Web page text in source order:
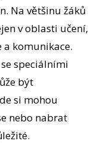
Na většinu žáků
v oblasti učení,
komunikace.
speciálními
být
si mohou
nebo nabrat